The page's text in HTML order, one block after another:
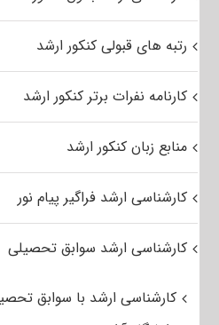
رتبه های قبولی کنکور ارشد
کارنامه نفرات برتر کنکور ارشد
منابع زبان کنکور ارشد
کارشناسی ارشد فراگیر پیام نور
کارشناسی ارشد سوابق تحصیلی
کارشناسی ارشد با سوابق